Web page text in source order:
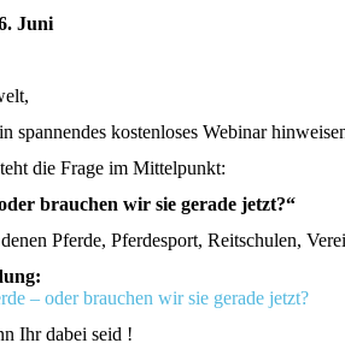
Juni
spannendes kostenloses Webinar
die Frage im Mittelpunkt:
brauchen wir sie gerade jetzt?“
Pferde, Pferdesport, Reitschulen,
– oder brauchen wir sie gerade jetzt?
Ihr dabei seid !